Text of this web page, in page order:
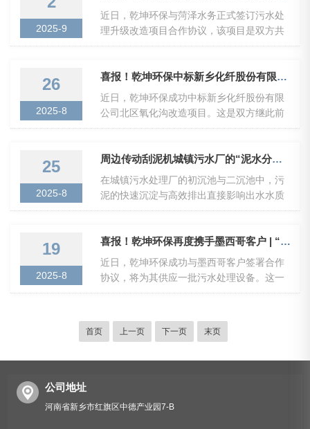
计、制造、工程服务体系，能够为不同行业
的广大客户提供各种性质的废水、废气、监
测等治理一站...
工企业提供更高效、更低碳的整体环境服
务。我们的展位号：N4B13乾坤环保股份有
优秀的环保技术和装备，拥有丰富的实践经
验、水处理技术运用型人才组成的科研团
队，形成了*的设计、制造、工程服务体系，
能够为不同行业的广大客户...
2025-9
近日，乾坤环保与菏泽水务正式签订污水处
理升级改造项目合作协议，该项目是双方共
同贯彻落实黄河流域生态保护和高质量发展
也将为菏泽市的污水处理系统稳定、高效运
行注入新的动力。通过此次技术升级与改
造，将显著提升污水处理效率与出水水质，
保行业服务城市绿色转型的生动实践。项目
落地将进一步*菏泽市污水处理体系，提升污
水资源化利用水平，为打造“河畅、水清、岸
绿、景美”的水生态环境...
26
2025-8
喜报！乾坤环保中标新乡化纤股份有限公司北区氧化沟改造项目
近日，乾坤环保成功中标新乡化纤股份有限
公司北区氧化沟改造项目。这是双方继此前
成功合作后的再度携手，不仅标志着双方合
环保在高质量环保工程建设领域再添一项重
要业绩。该项目坐落于新乡化纤北区，水处
理规模达30万立方米/日，本次改造将聚焦现
环保达标排放，助力企业绿色生产。乾坤环
保始终秉持“专业高效、品质为先”的发展理
念，以高标准、严要求推进项目顺利实施与
按期投运，为新乡化...
25
2025-8
周边传动刮泥机城镇污水厂的“泥水分离指挥官”
在城镇污水处理厂的初沉池与二沉池中，污
泥的快速沉淀与高效排出直接影响出水水质
与工艺稳定性。传统刮泥设备因刮泥盲区
污泥板结、池底积泥超标。而周边传动刮泥
机凭借其“环形轨道驱动+多辐刮臂协同”的创
新设计，正成为沉淀池提质增效的“核心装
刮排的“无缝衔接”周边传动刮泥机的核心结构
组成，其运行流程...
19
2025-8
喜报！乾坤环保再度携手墨西哥客户 | “一带一路“绿色发展再添里程碑
近日，乾坤环保成功与墨西哥客户签署合作
协议，将为其供应一批污水处理设备。这一
合作不仅标志着乾坤环保在国际市场拓展中
制造在国际市场的广泛认可。此次合作的污
水处理设备采用优秀工艺，可高效去除污水
与环境治理的关键市场，墨西哥近年在工业
首页 上一页 下一页 末页
公司地址
河南省新乡市红旗区中德产业园7-B